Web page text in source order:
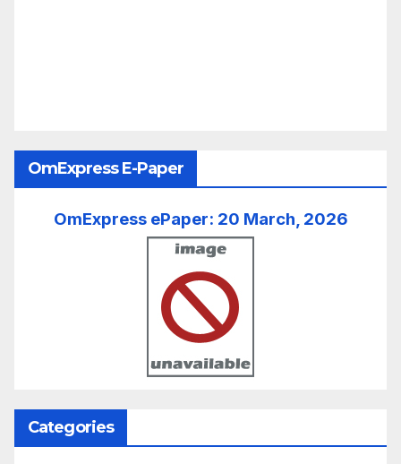
OmExpress E-Paper
OmExpress ePaper: 20 March, 2026
Categories